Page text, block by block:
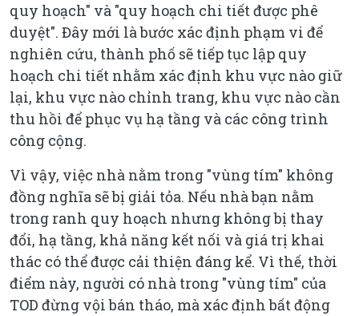
quy hoạch" và "quy hoạch chi tiết được phê
duyệt". Đây mới là bước xác định phạm vi để
nghiên cứu, thành phố sẽ tiếp tục lập quy
hoạch chi tiết nhằm xác định khu vực nào giữ
lại, khu vực nào chỉnh trang, khu vực nào cần
thu hồi để phục vụ hạ tầng và các công trình
công cộng.
Vì vậy, việc nhà nằm trong "vùng tím" không
đồng nghĩa sẽ bị giải tỏa. Nếu nhà bạn nằm
trong ranh quy hoạch nhưng không bị thay
đổi, hạ tầng, khả năng kết nối và giá trị khai
thác có thể được cải thiện đáng kể. Vì thế, thời
điểm này, người có nhà trong "vùng tím" của
TOD đừng vội bán tháo, mà xác định bất động